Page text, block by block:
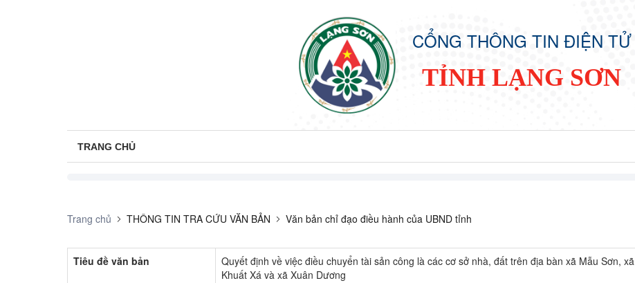
CỔNG THÔNG TIN ĐIỆN TỬ
TỈNH LẠNG SƠN
TRANG CHỦ
Trang chủ THÔNG TIN TRA CỨU VĂN BẢN Văn bản chỉ đạo điều hành của UBND tỉnh
Tiêu đề văn bản
Quyết định về việc điều chuyển tài sản công là các cơ sở nhà, đất trên địa bàn xã Mẫu Sơn, xã
Khuất Xá và xã Xuân Dương